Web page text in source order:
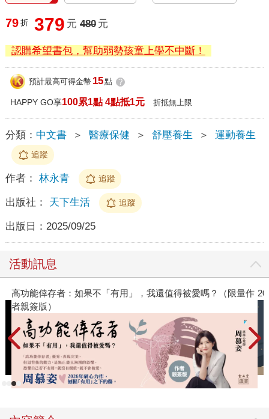
79 折 379 元 480 元
認購希望書包，幫助弱勢孩童上學不中斷！
預計最高可得金幣 15點 ?
HAPPY GO享100累1點 4點抵1元 折抵無上限
分類： 中文書 ＞ 醫療保健 ＞ 舒壓養生 ＞ 運動養生
追蹤
作者： 林永青 追蹤
出版社： 天下生活 追蹤
出版日： 2025/09/25
活動訊息
高功能倖存者：如果不「有用」，我還值得被愛嗎？（限量作
者親簽版）